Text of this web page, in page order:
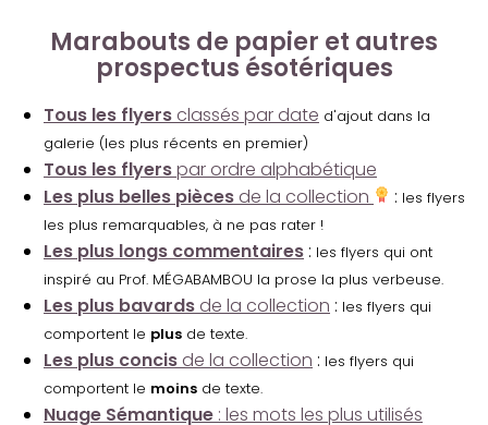
Marabouts de papier et autres
prospectus ésotériques
Tous les flyers classés par date d'ajout dans la
galerie (les plus récents en premier)
Tous les flyerspar ordre alphabétique
Les plus belles pièces de la collection : les flyers
les plus remarquables, à ne pas rater !
Les plus longs commentaires : les flyers qui ont
inspiré au Prof. MÉGABAMBOU la prose la plus verbeuse.
Les plus bavards de la collection : les flyers qui
comportent le plus de texte.
Les plus concis de la collection : les flyers qui
comportent le moins de texte.
Nuage Sémantique : les mots les plus utilisés